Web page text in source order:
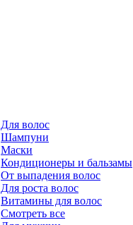
Для волос
Шампуни
Маски
Кондиционеры и бальзамы
От выпадения волос
Для роста волос
Витамины для волос
Смотреть все